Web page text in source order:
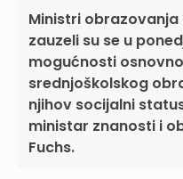
Ministri
zauzeli su se u
mogućnosti
srednjoškolskog
njihov socijalni
ministar znanosti i
Fuchs.